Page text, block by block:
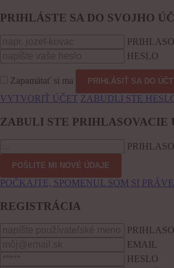
PRIHLÁSTE SA DO SVOJHO
HESLO
Zapamätať si ma
VYTVORIŤ ÚČET ZABUDLI STE
ZABULI STE PRIHLASOVACIE
POČKAJTE, SPOMENUL SOM SI
REGISTRÁCIA
EMAIL
HESLO